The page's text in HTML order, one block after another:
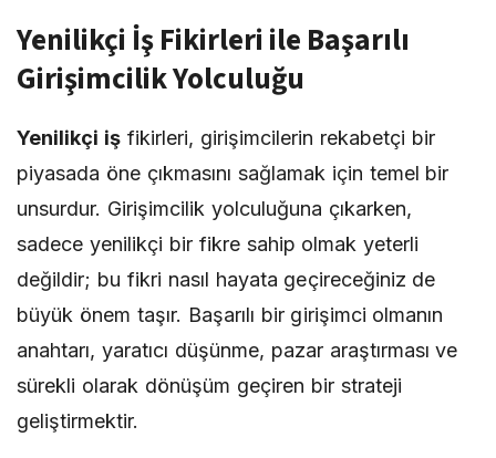
Yenilikçi İş Fikirleri ile Başarılı
Girişimcilik Yolculuğu
Yenilikçi işfikirleri, girişimcilerin rekabetçi bir
piyasada öne çıkmasını sağlamak için temel bir
unsurdur. Girişimcilik yolculuğuna çıkarken,
sadece yenilikçi bir fikre sahip olmak yeterli
değildir; bu fikri nasıl hayata geçireceğiniz de
büyük önem taşır. Başarılı bir girişimci olmanın
anahtarı, yaratıcı düşünme, pazar araştırması ve
sürekli olarak dönüşüm geçiren bir strateji
geliştirmektir.